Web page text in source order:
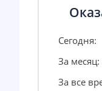
Сегодня:
За месяц:
За все